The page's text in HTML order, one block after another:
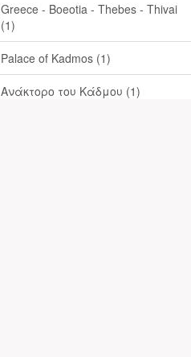
Greece - Boeotia - Thebes - Thivai
(1)
Palace of Kadmos (1)
Ανάκτορο του Κάδμου (1)